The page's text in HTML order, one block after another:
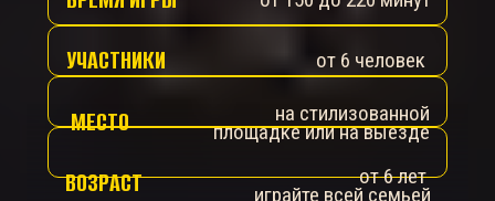
от 6 лет
играйте всей семьей
на стилизованной
площадке или на выезде
от 6 человек
ВОЗРАСТ
МЕСТО
УЧАСТНИКИ